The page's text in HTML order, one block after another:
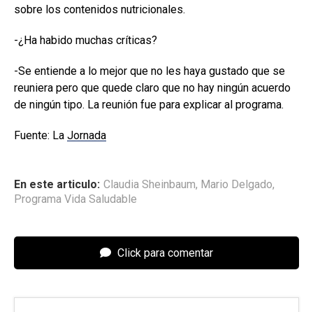
sobre los contenidos nutricionales.
-¿Ha habido muchas críticas?
-Se entiende a lo mejor que no les haya gustado que se
reuniera pero que quede claro que no hay ningún acuerdo
de ningún tipo. La reunión fue para explicar al programa.
Fuente: La Jornada
En este articulo: Claudia Sheinbaum, Mario Delgado,
Programa Vida Saludable
Click para comentar